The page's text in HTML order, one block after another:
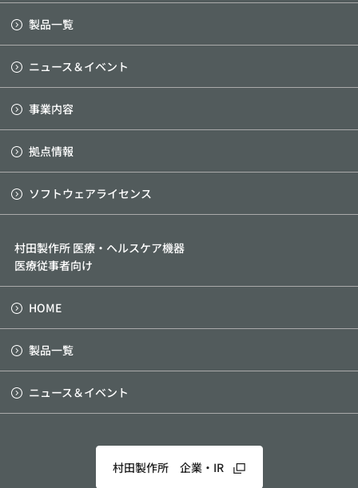
製品一覧
ニュース＆イベント
事業内容
拠点情報
ソフトウェアライセンス
村田製作所 医療・ヘルスケア機器
医療従事者向け
HOME
製品一覧
ニュース＆イベント
村田製作所 企業・IR